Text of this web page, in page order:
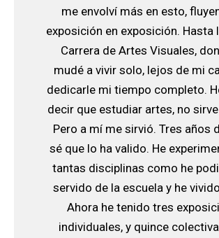
me envolví más en esto,
exposición en exposición. Hasta
Carrera de Artes Visuales,
mudé a vivir solo, lejos de mi
dedicarle mi tiempo completo.
decir que estudiar artes, no
Pero a mí me sirvió. Tres años
sé que lo ha valido. He
tantas disciplinas como he
servido de la escuela y he
Ahora he tenido tres
individuales, y quince